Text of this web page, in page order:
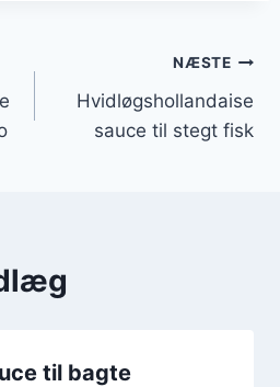
NÆSTE
Hvidløgshollandaise
sauce til stegt fisk
til bagte